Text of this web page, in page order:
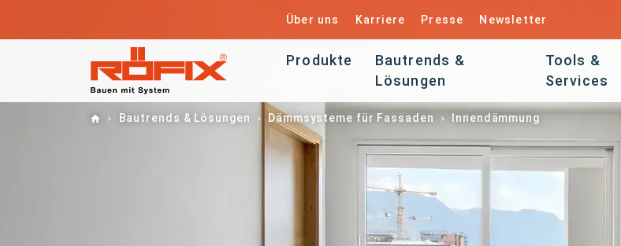
Über uns Karriere Presse Newsletter
Produkte
Bautrends &
Lösungen
Tools &
Services
HomeBautrends & Lösungen Dämmsysteme für Fassaden Innendämmung